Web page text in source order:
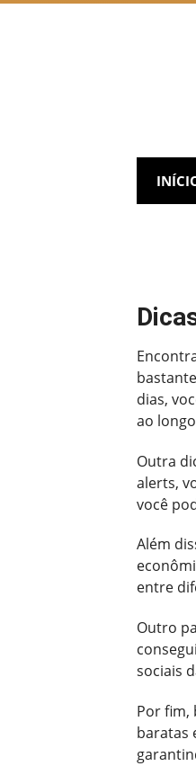
Skip
dias,
ao
Outra
alerts,
você
Além
entre
Outro
sociais
Por fim,
baratas